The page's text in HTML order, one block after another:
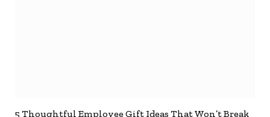
5 Thoughtful Employee Gift Ideas That Won’t Break